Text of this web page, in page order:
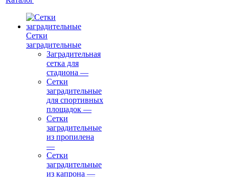
Сетки
заградительные
Заградительная
сетка для
стадиона —
Сетки
заградительные
для спортивных
площадок —
Сетки
заградительные
из пропилена
—
Сетки
заградительные
из капрона —